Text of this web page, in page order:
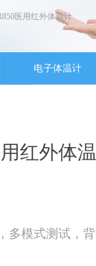
红外体
医用红外体温计
电子体温计
多模式测试，